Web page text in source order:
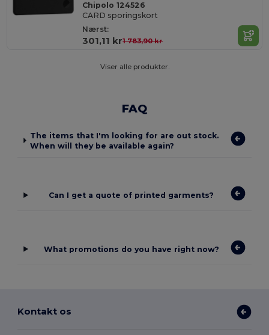
Chipolo 124526
CARD sporingskort
Nærst:
301,11 kr1 783,90 kr
Viser alle produkter.
FAQ
The items that I'm looking for are out stock.
When will they be available again?
Can I get a quote of printed garments?
What promotions do you have right now?
Kontakt os